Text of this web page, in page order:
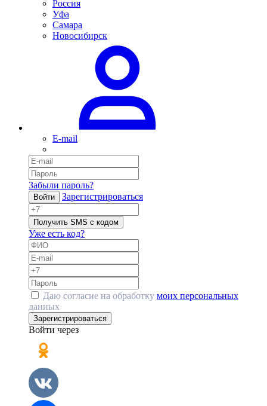
Россия
Уфа
Самара
Новосибирск
E-mail
Забыли пароль?
Войти Зарегистрироваться
Получить SMS с кодом
Уже есть код?
Даю согласие на обработку моих персональных
данных
Зарегистрироваться
Войти через